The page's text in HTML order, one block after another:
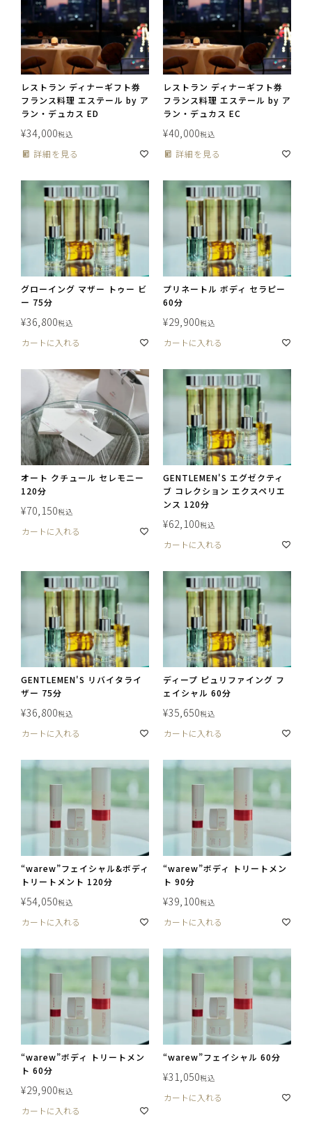
レストラン ディナーギフト券
フランス料理 エステール by ア
ラン・デュカス ED
¥34,000税込
詳細を見る
レストラン ディナーギフト券
フランス料理 エステール by ア
ラン・デュカス EC
¥40,000税込
詳細を見る
グローイング マザー トゥー ビ
ー 75分
¥36,800税込
カートに入れる
プリネートル ボディ セラピー
60分
¥29,900税込
カートに入れる
オート クチュール セレモニー
120分
¥70,150税込
カートに入れる
GENTLEMEN'S エグゼクティ
ブ コレクション エクスペリエ
ンス 120分
¥62,100税込
カートに入れる
GENTLEMEN'S リバイタライ
ザー 75分
¥36,800税込
カートに入れる
ディープ ピュリファイング フ
ェイシャル 60分
¥35,650税込
カートに入れる
“warew”フェイシャル&ボディ
トリートメント 120分
¥54,050税込
カートに入れる
“warew”ボディ トリートメン
ト 90分
¥39,100税込
カートに入れる
“warew”ボディ トリートメン
ト 60分
¥29,900税込
カートに入れる
“warew”フェイシャル 60分
¥31,050税込
カートに入れる